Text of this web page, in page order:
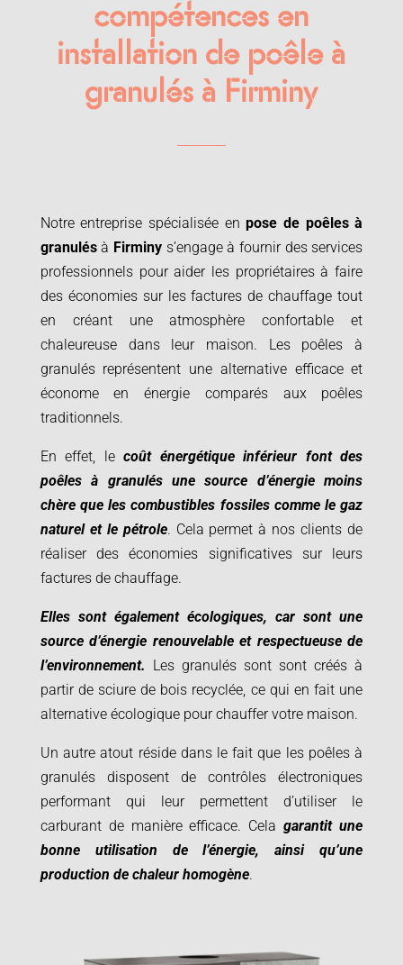
compétences en
installation de poêle à
granulés à Firminy
Notre entreprise spécialisée enpose de poêles à
granulésà Firminy s’engage à fournir des services
professionnels pour aider les propriétaires à faire
des économies sur les factures de chauffage tout
en créant une atmosphère confortable et
chaleureuse dans leur maison. Les poêles à
granulés représentent une alternative efficace et
économe en énergie comparés aux poêles
traditionnels.
En effet, lecoût énergétique inférieur font des
poêles à granulés une source d’énergie moins
chère que les combustibles fossiles comme le gaz
naturel et le pétrole. Cela permet à nos clients de
réaliser des économies significatives sur leurs
factures de chauffage.
Elles sont également écologiques, car sont une
source d’énergie renouvelable et respectueuse de
l’environnement. Les granulés sont sont créés à
partir de sciure de bois recyclée, ce qui en fait une
alternative écologique pour chauffer votre maison.
Un autre atout réside dans le fait que les poêles à
granulés disposent de contrôles électroniques
performant qui leur permettent d’utiliser le
carburant de manière efficace. Celagarantit une
bonne utilisation de l’énergie, ainsi qu’une
production de chaleur homogène.